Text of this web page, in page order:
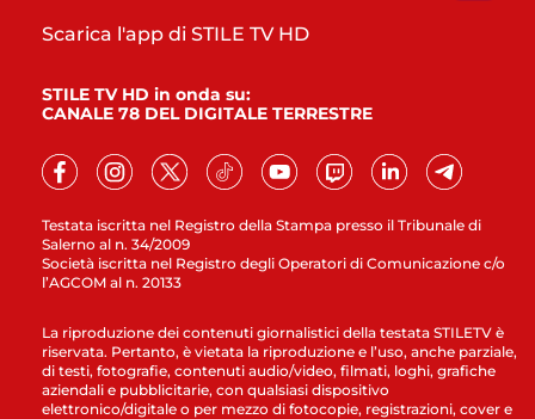
Testata iscritta nel Registro della Stampa presso il Tribunale di
Salerno al n. 34/2009
Società iscritta nel Registro degli Operatori di Comunicazione c/o
l’AGCOM al n. 20133
Scarica l'app di STILE TV HD
STILE TV HD in onda su:
CANALE 78 DEL DIGITALE TERRESTRE
La riproduzione dei contenuti giornalistici della testata STILETV è
riservata. Pertanto, è vietata la riproduzione e l’uso, anche parziale,
di testi, fotografie, contenuti audio/video, filmati, loghi, grafiche
aziendali e pubblicitarie, con qualsiasi dispositivo
elettronico/digitale o per mezzo di fotocopie, registrazioni, cover e